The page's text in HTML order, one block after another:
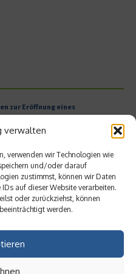
verwalten
verwenden wir Technologien wie
und/oder darauf
zustimmst, können wir Daten
auf dieser Website verarbeiten.
oder zurückziehst, können
werden.
zur Eröffnung eines
für kleine Unternehmen
Eine Ikone der globalen
im Wandel der Zeit
als Wettbewerbsvorteil